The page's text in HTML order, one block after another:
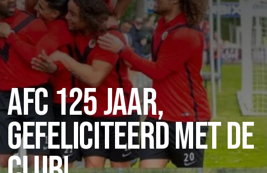
Home
AFC 1
Teams
Jeugd
Senioren
Clubinfo
Nieuwsoverzicht
AFC 125 JAAR,
GEFELICITEERD MET DE